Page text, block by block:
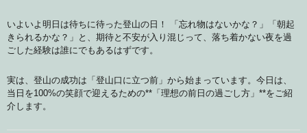
いよいよ明日は待ちに待った登山の日！ 「忘れ物はないかな？」「朝起
きられるかな？」と、期待と不安が入り混じって、落ち着かない夜を過
ごした経験は誰にでもあるはずです。
実は、登山の成功は「登山口に立つ前」から始まっています。今日は、
当日を100%の笑顔で迎えるための**「理想の前日の過ごし方」**をご紹
介します。